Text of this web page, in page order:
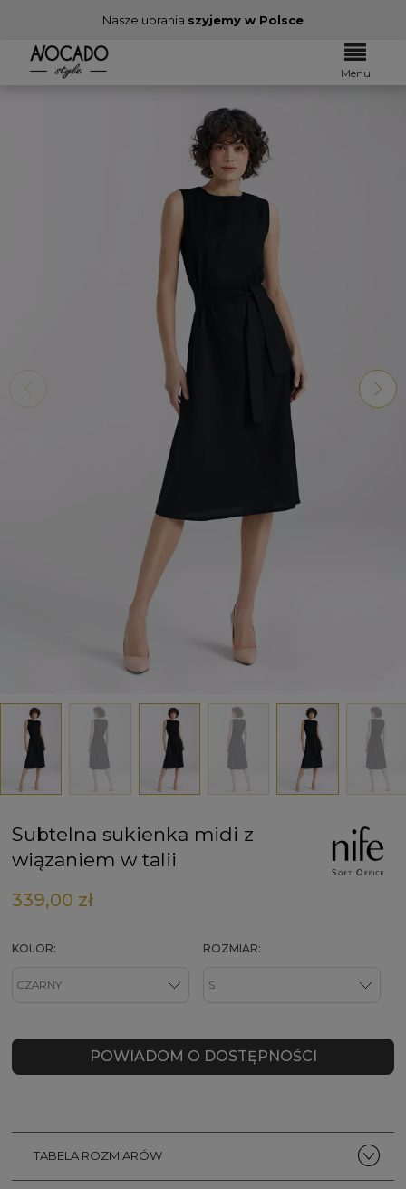
Nasze ubrania szyjemy w Polsce
Menu
Subtelna sukienka midi z
wiązaniem w talii
339,00 zł
KOLOR: ROZMIAR:
POWIADOM O DOSTĘPNOŚCI
TABELA ROZMIARÓW